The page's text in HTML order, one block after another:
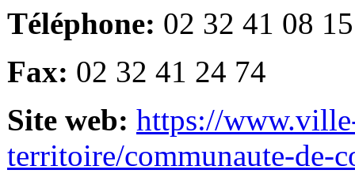
Téléphone: 02 32 41 08 15
Fax: 02 32 41 24 74
Site web: https://
territoire/communaute-de-